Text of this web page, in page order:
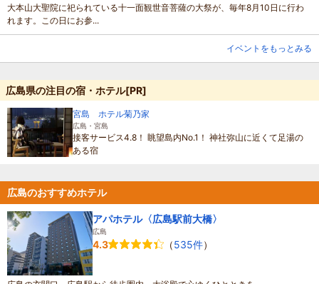
大本山大聖院に祀られている十一面観世音菩薩の大祭が、毎年8月10日に行わ
れます。この日にお参...
イベントをもっとみる
広島県の注目の宿・ホテル[PR]
宮島 ホテル菊乃家
広島・宮島
接客サービス4.8！ 眺望島内No.1！ 神社弥山に近くて足湯の
ある宿
広島のおすすめホテル
アパホテル〈広島駅前大橋〉
広島
4.3 （535件）